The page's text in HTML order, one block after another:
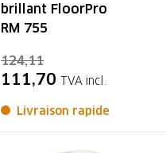
brillant FloorPro
RM 755
124,11
111,70 TVA incl.
Livraison rapide